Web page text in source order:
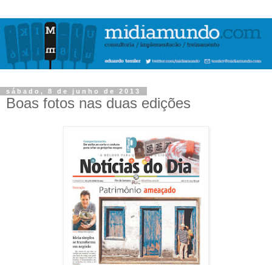
sábado, 8 de junho de 2013
Boas fotos nas duas edições